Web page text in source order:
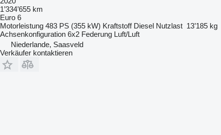
1’334’655 km
Euro 6
Motorleistung 483 PS (355 kW) Kraftstoff Diesel Nutzlast 13’185 kg
Achsenkonfiguration 6x2 Federung Luft/Luft
Niederlande, Saasveld
Verkäufer kontaktieren